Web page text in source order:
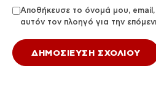
Αποθήκευσε το όνομά μου, email,
αυτόν τον πλοηγό για την